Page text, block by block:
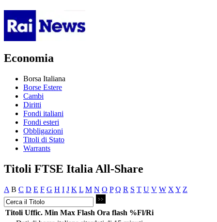
Economia
Borsa Italiana
Borse Estere
Cambi
Diritti
Fondi italiani
Fondi esteri
Obbligazioni
Titoli di Stato
Warrants
Titoli FTSE Italia All-Share
A B C D E F G H I J K L M N O P Q R S T U V W X Y Z
Titoli Uffic. Min Max Flash Ora flash %Fl/Ri